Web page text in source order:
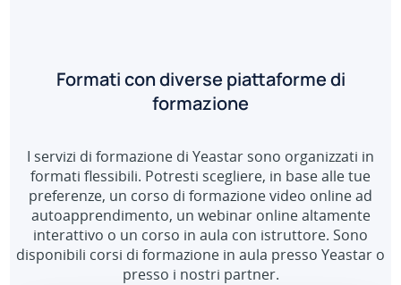
Formati con diverse piattaforme di
formazione
I servizi di formazione di Yeastar sono organizzati in
formati flessibili. Potresti scegliere, in base alle tue
preferenze, un corso di formazione video online ad
autoapprendimento, un webinar online altamente
interattivo o un corso in aula con istruttore. Sono
disponibili corsi di formazione in aula presso Yeastar o
presso i nostri partner.